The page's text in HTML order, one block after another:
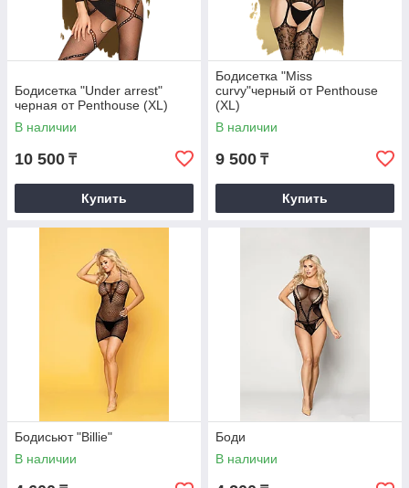
Бодисетка "Under arrest"
черная от Penthouse (XL)
В наличии
10 500 ₸
Купить
Бодисетка "Miss
curvy"черный от Penthouse
(XL)
В наличии
9 500 ₸
Купить
Бодисьют "Billie"
В наличии
Боди
В наличии